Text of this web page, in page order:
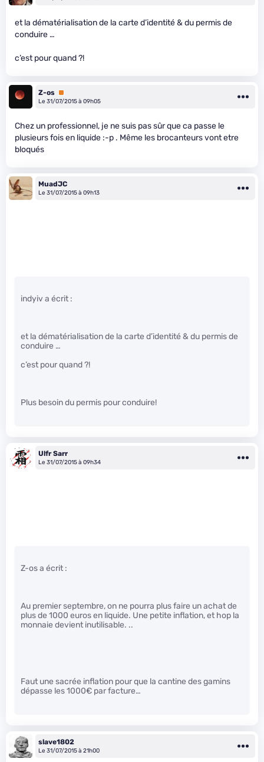
et la dématérialisation de la carte d’identité & du permis de
conduire …
c’est pour quand ?!
Z-os Premium
Le 31/07/2015 à 09h05
Chez un professionnel, je ne suis pas sûr que ca passe le
plusieurs fois en liquide :-p . Même les brocanteurs vont etre
bloqués
MuadJC
Le 31/07/2015 à 09h13
indyiv a écrit :
et la dématérialisation de la carte d’identité & du permis de
conduire …
c’est pour quand ?!
Plus besoin du permis pour conduire!
Ulfr Sarr
Le 31/07/2015 à 09h34
Z-os a écrit :
Au premier septembre, on ne pourra plus faire un achat de
plus de 1000 euros en liquide. Une petite inflation, et hop la
monnaie devient inutilisable. ..
Faut une sacrée inflation pour que la cantine des gamins
dépasse les 1000€ par facture…
slave1802
Le 31/07/2015 à 21h00